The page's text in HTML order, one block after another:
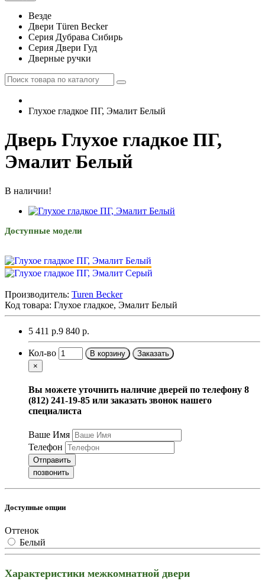
Везде
Двери Türen Becker
Серия Дубрава Сибирь
Серия Двери Гуд
Дверные ручки
Глухое гладкое ПГ, Эмалит Белый
Дверь Глухое гладкое ПГ,
Эмалит Белый
В наличии!
Доступные модели
Производитель: Turen Becker
Код товара: Глухое гладкое, Эмалит Белый
5 411 р.9 840 р.
Кол-во В корзину
Заказать
×
Вы можете уточнить наличие дверей по телефону 8
(812) 241-19-85 или заказать звонок нашего
специалиста
Ваше Имя
Телефон
Отправить
позвонить
Доступные опции
Оттенок
Белый
Характеристики межкомнатной двери